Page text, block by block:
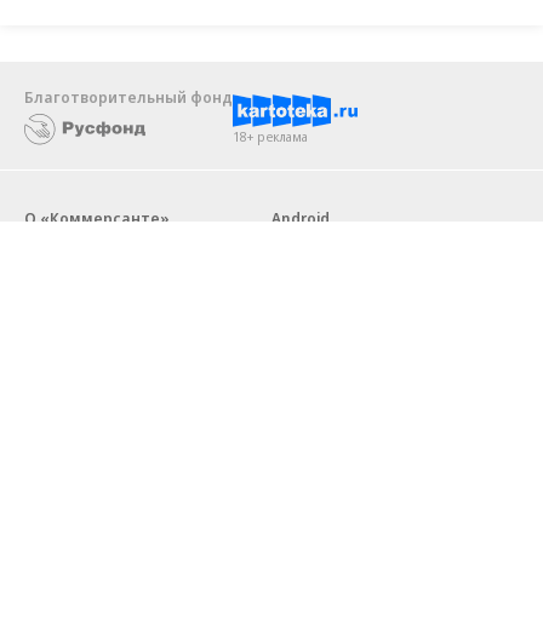
Благотворительный фонд
18+ реклама
О «Коммерсанте»
Android